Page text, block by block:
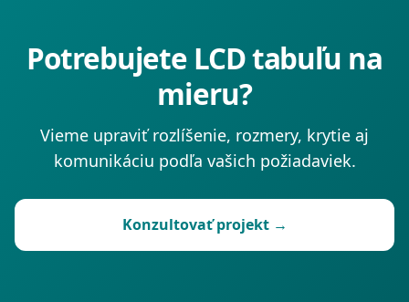
Potrebujete LCD tabuľu na
mieru?
Vieme upraviť rozlíšenie, rozmery, krytie aj
komunikáciu podľa vašich požiadaviek.
Konzultovať projekt →